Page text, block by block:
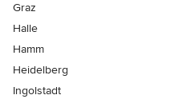
Graz
Halle
Hamm
Heidelberg
Ingolstadt